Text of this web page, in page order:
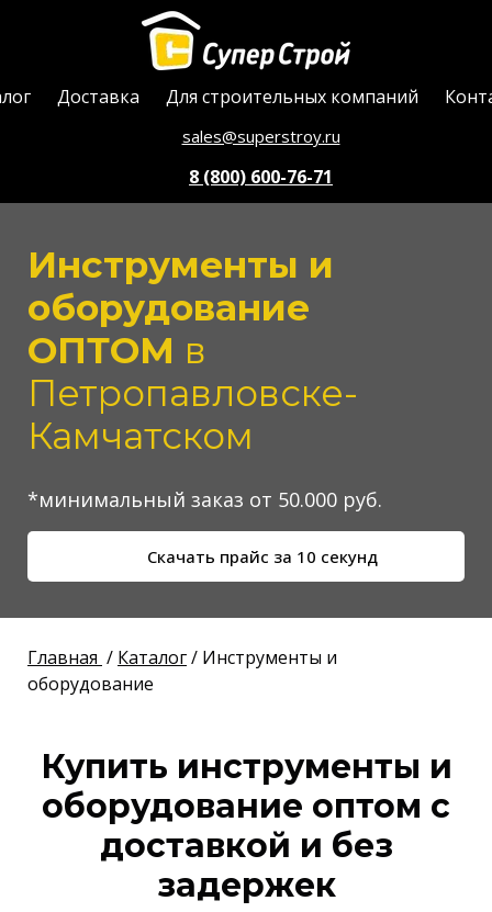
Доставка Для строительных компаний
sales@superstroy.ru
8 (800) 600-76-71
Инструменты и
оборудование
ОПТОМ в
Петропавловске-
Камчатском
*минимальный заказ от 50.000 руб.
Скачать прайс за 10 секунд
Главная / Каталог/ Инструменты и
оборудование
Купить инструменты и
оборудование оптом с
доставкой и без
задержек